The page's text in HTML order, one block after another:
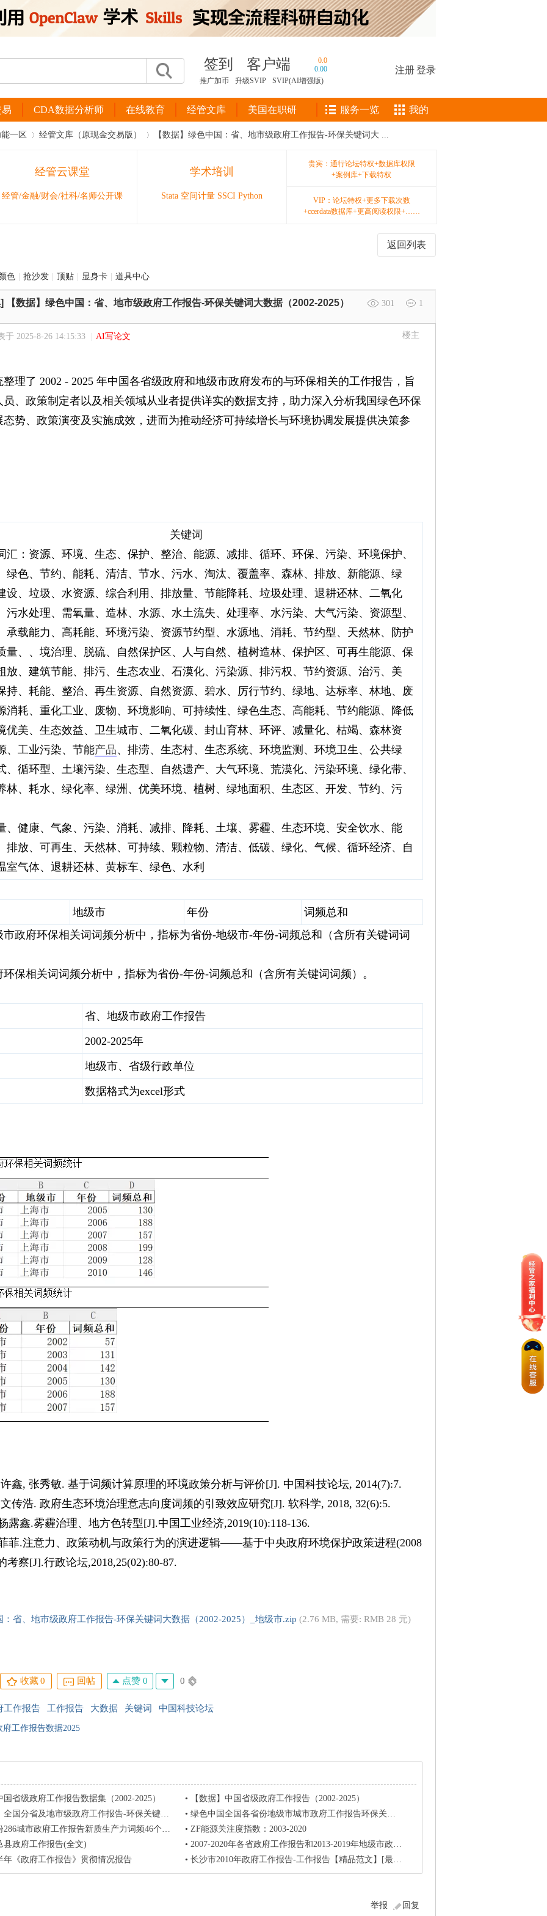
签到 客户端
0.0
0.00
推广加币
升级SVIP SVIP(AI增强版)
注册登录
CDA数据分析师 在线教育 经管文库 美国在职研 服务一览 我的
一区 经管文库（原现金交易版） 【数据】绿色中国：省、地市级政府工作报告-环保关键词大 ...
经管云课堂
经管/金融/财会/社科/名师公开课
学术培训
Stata 空间计量 SSCI Python
贵宾：通行论坛特权+数据库权限
+案例库+下载特权
VIP：论坛特权+更多下载次数
+ccerdata数据库+更高阅读权限+……
返回列表
色 抢沙发 顶贴 显身卡 道具中心
301 1
【数据】绿色中国：省、地市级政府工作报告-环保关键词大数据（2002-2025）
楼主
于 2025-8-26 14:15:33 AI写论文
理了 2002 - 2025 年中国各省级政府和地级市政府发布的与环保相关的工作报告，旨
员、政策制定者以及相关领域从业者提供详实的数据支持，助力深入分析我国绿色环保
态势、政策演变及实施成效，进而为推动经济可持续增长与环境协调发展提供决策参
关键词
汇：资源、环境、生态、保护、整治、能源、减排、循环、环保、污染、环境保护、
绿色、节约、能耗、清洁、节水、污水、淘汰、覆盖率、森林、排放、新能源、绿
设、垃圾、水资源、综合利用、排放量、节能降耗、垃圾处理、退耕还林、二氧化
污水处理、需氧量、造林、水源、水土流失、处理率、水污染、大气污染、资源型、
承载能力、高耗能、环境污染、资源节约型、水源地、消耗、节约型、天然林、防护
量、、境治理、脱硫、自然保护区、人与自然、植树造林、保护区、可再生能源、保
放、建筑节能、排污、生态农业、石漠化、污染源、排污权、节约资源、治污、美
持、耗能、整治、再生资源、自然资源、碧水、厉行节约、绿地、达标率、林地、废
消耗、重化工业、废物、环境影响、可持续性、绿色生态、高能耗、节约能源、降低
优美、生态效益、卫生城市、二氧化碳、封山育林、环评、减量化、枯竭、森林资
、工业污染、节能产品、排涝、生态村、生态系统、环境监测、环境卫生、公共绿
、循环型、土壤污染、生态型、自然遗产、大气环境、荒漠化、污染环境、绿化带、
林、耗水、绿化率、绿洲、优美环境、植树、绿地面积、生态区、开发、节约、污
、健康、气象、污染、消耗、减排、降耗、土壤、雾霾、生态环境、安全饮水、能
排放、可再生、天然林、可持续、颗粒物、清洁、低碳、绿化、气候、循环经济、自
室气体、退耕还林、黄标车、绿色、水利
地级市 年份
词频总和
市政府环保相关词词频分析中，指标为省份-地级市-年份-词频总和（含所有关键词词
保相关词词频分析中，指标为省份-年份-词频总和（含所有关键词词频）。
省、地级市政府工作报告
2002-2025年
地级市、省级行政单位
数据格式为excel形式
鑫, 张秀敏. 基于词频计算原理的环境政策分析与评价[J]. 中国科技论坛, 2014(7):7.
传浩. 政府生态环境治理意志向度词频的引致效应研究[J]. 软科学, 2018, 32(6):5.
露鑫.雾霾治理、地方色转型[J].中国工业经济,2019(10):118-136.
菲.注意力、政策动机与政策行为的演进逻辑——基于中央政府环境保护政策进程(2008
考察[J].行政论坛,2018,25(02):80-87.
：省、地市级政府工作报告-环保关键词大数据（2002-2025）_地级市.zip (2.76 MB, 需要: RMB 28 元)
收藏0 回帖 点赞 0 0
工作报告 工作报告 大数据 关键词 中国科技论坛
府工作报告数据2025
省级政府工作报告数据集（2002-2025） •
【数据】中国省级政府工作报告（2002-2025）
省及地市级政府工作报告-环保关键词大数据集（2002-2025）
• 绿色中国全国各省份地级市城市政府工作报告环保关键词频大数据2002-2025
政府工作报告新质生产力词频46个关键词频统计合集文本长度词频总数
• ZF能源关注度指数：2003-2020
县政府工作报告(全文)
• 2007-2020年各省政府工作报告和2013-2019年地级市政府工作报告文本
年《政府工作报告》贯彻情况报告
• 长沙市2010年政府工作报告-工作报告【精品范文】[最终版]
回复
举报